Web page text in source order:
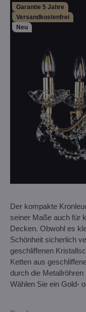
Garantie 5 Jahre
Versandkostenfrei
Neu
Der kompakte
seiner Maße auch für
Decken. Obwohl es
Schönheit sicherlich
geschliffenen
Ketten aus
durch die
Wählen Sie ein Gold-